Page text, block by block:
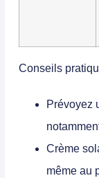
Conseils
Prévoyez
Crème
même au